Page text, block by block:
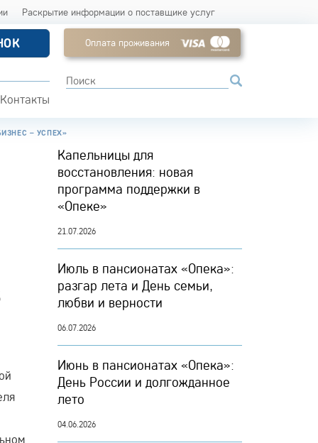
Раскрытие информации о поставщике услуг
Контакты
Оплата проживания
– УСПЕХ»
Капельницы для
восстановления: новая
программа поддержки в
«Опеке»
21.07.2026
Июль в пансионатах «Опека»:
разгар лета и День семьи,
любви и верности
06.07.2026
Июнь в пансионатах «Опека»:
День России и долгожданное
лето
04.06.2026